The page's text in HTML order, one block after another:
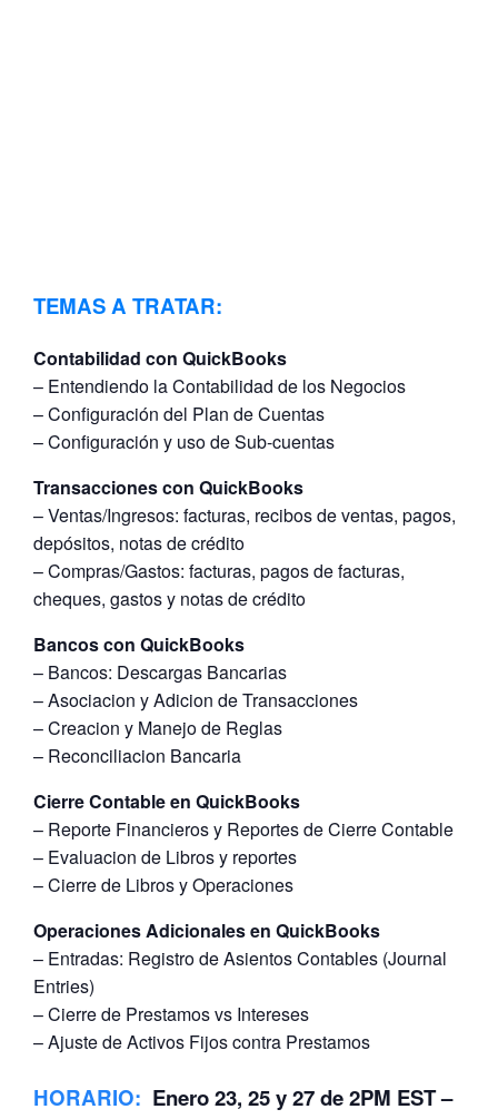
TEMAS A TRATAR:
Contabilidad con QuickBooks
– Entendiendo la Contabilidad de los Negocios
– Configuración del Plan de Cuentas
– Configuración y uso de Sub-cuentas
Transacciones con QuickBooks
– Ventas/Ingresos: facturas, recibos de ventas, pagos,
depósitos, notas de crédito
– Compras/Gastos: facturas, pagos de facturas,
cheques, gastos y notas de crédito
Bancos con QuickBooks
– Bancos: Descargas Bancarias
– Asociacion y Adicion de Transacciones
– Creacion y Manejo de Reglas
– Reconciliacion Bancaria
Cierre Contable en QuickBooks
– Reporte Financieros y Reportes de Cierre Contable
– Evaluacion de Libros y reportes
– Cierre de Libros y Operaciones
Operaciones Adicionales en QuickBooks
– Entradas: Registro de Asientos Contables (Journal
Entries)
– Cierre de Prestamos vs Intereses
– Ajuste de Activos Fijos contra Prestamos
HORARIO: Enero 23, 25 y 27 de 2PM EST –